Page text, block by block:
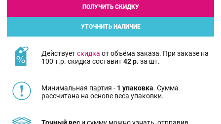
ПОЛУЧИТЬ СКИДКУ
УТОЧНИТЬ НАЛИЧИЕ
Действуетскидка от объёма заказа. При заказе на
100 т.р. скидка составит42 р. за шт.
Минимальная партия - 1 упаковка. Сумма
рассчитана на основе веса упаковки.
Точный вес и сумму можно узнать, отправив